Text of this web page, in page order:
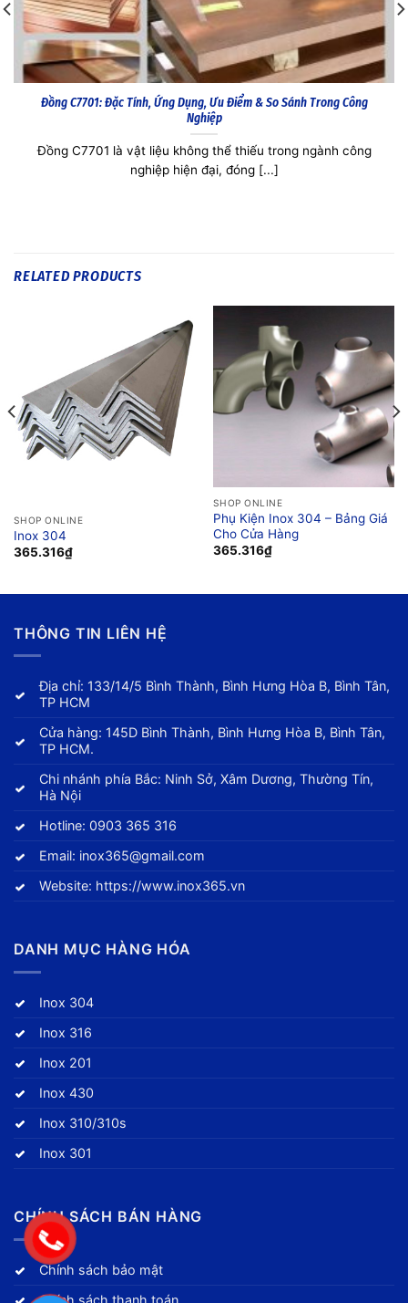
Đồng C7521: Tất Tần Tật Về Hợp Kim Đồng Niken Thiếc, Ứng Dụng & Giá
Đồng C7521 không chỉ là một hợp kim đồng thông thường, mà
còn là giải [...]
RELATED PRODUCTS
SHOP ONLINE
Inox 304
365.316₫
SHOP ONLINE
Phụ Kiện Inox 304 – Bảng Giá
Cho Cửa Hàng
365.316₫
THÔNG TIN LIÊN HỆ
Địa chỉ: 133/14/5 Bình Thành, Bình Hưng Hòa B, Bình Tân,
TP HCM
Cửa hàng: 145D Bình Thành, Bình Hưng Hòa B, Bình Tân,
TP HCM.
Chi nhánh phía Bắc: Ninh Sở, Xâm Dương, Thường Tín,
Hà Nội
Hotline:0903 365 316
Email: inox365@gmail.com
Website: https://www.inox365.vn
DANH MỤC HÀNG HÓA
Inox 304
Inox 316
Inox 201
Inox 430
Inox 310/310s
Inox 301
CHÍNH SÁCH BÁN HÀNG
Chính sách bảo mật
Chính sách thanh toán